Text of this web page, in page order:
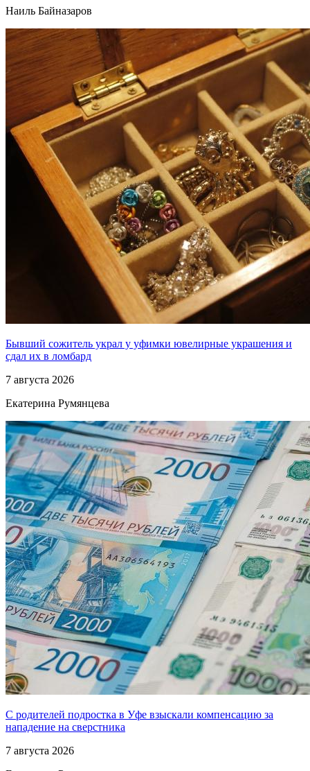
Наиль Байназаров
Бывший сожитель украл у уфимки ювелирные украшения и
сдал их в ломбард
7 августа 2026
Екатерина Румянцева
С родителей подростка в Уфе взыскали компенсацию за
нападение на сверстника
7 августа 2026